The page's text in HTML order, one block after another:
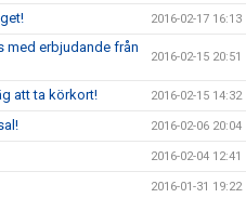
2016-02-17 16:13
med erbjudande från
2016-02-15 20:51
att ta körkort! 2016-02-15 14:32
2016-02-06 20:04
2016-02-04 12:41
2016-01-31 19:22